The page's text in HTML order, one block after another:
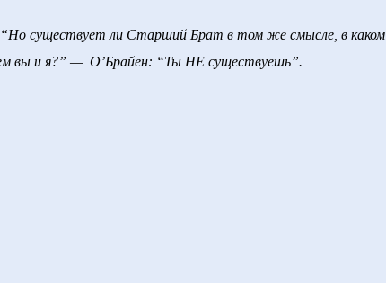
существует ли Старший Брат в том же смысле, в каком
вы и я?” — О’Брайен: “Ты НЕ существуешь”.